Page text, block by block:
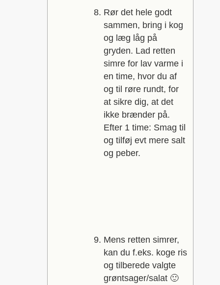
Rør det hele godt
sammen, bring i kog
og læg låg på
gryden. Lad retten
simre for lav varme i
en time, hvor du af
og til røre rundt, for
at sikre dig, at det
ikke brænder på.
Efter 1 time: Smag til
og tilføj evt mere salt
og peber.
Mens retten simrer,
kan du f.eks. koge ris
og tilberede valgte
grøntsager/salat 🙂